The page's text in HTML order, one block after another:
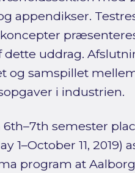
appendikser.
uddrag.
og samspillet
i industrien.
semester
1–October 11, 2019)
program at